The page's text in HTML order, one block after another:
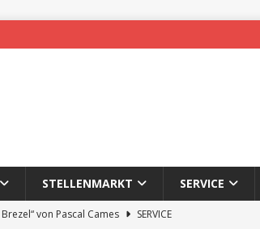
STELLENMARKT SERVICE
von Pascal Cames
SERVICE